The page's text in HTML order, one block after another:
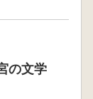
の文学